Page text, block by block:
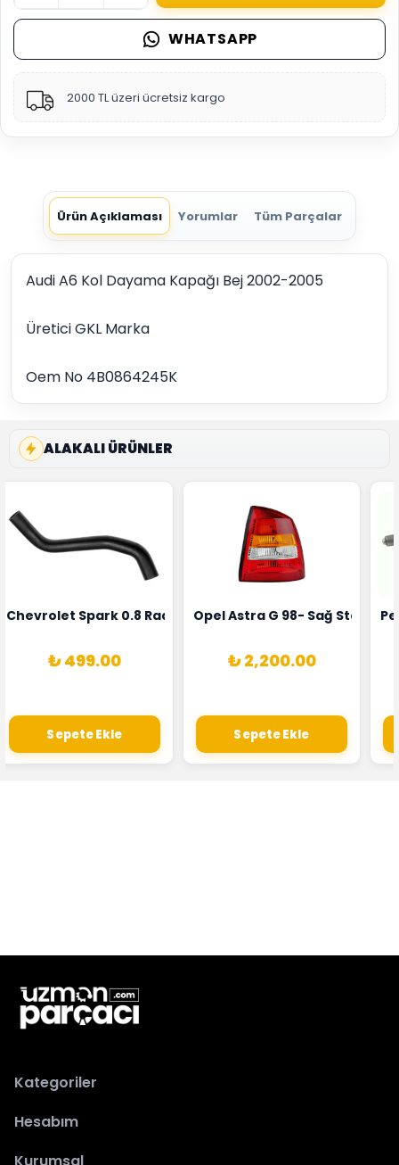
WHATSAPP
2000 TL üzeri ücretsiz kargo
Ürün Açıklaması Yorumlar Tüm Parçalar
Audi A6 Kol Dayama Kapağı Bej 2002-2005
Üretici GKL Marka
Oem No 4B0864245K
ALAKALI ÜRÜNLER
1628HN-0258010081
Alternatörü Valeo Marka 05E903018G
Chevrolet Spark 0.8 Radyatör Üst Hortumu Rapro Marka
₺ 499.00
Sepete Ekle
Opel Astra G 98- Sağ Stop
₺ 2,200.00
Sepete Ekle
Kategoriler
Hesabım